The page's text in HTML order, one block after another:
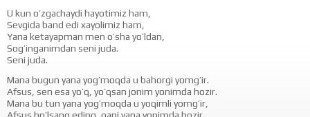
U kun o’zgachaydi hayotimiz ham,
Sevgida band edi xayolimiz ham,
Yana ketayapman men o’sha yo’ldan,
Sog’inganimdan seni juda.
Seni juda.
Mana bugun yana yog’moqda u bahorgi yomg’ir.
Afsus, sen esa yo’q, yo’qsan jonim yonimda hozir.
Mana bu tun yana yog’moqda u yoqimli yomg’ir,